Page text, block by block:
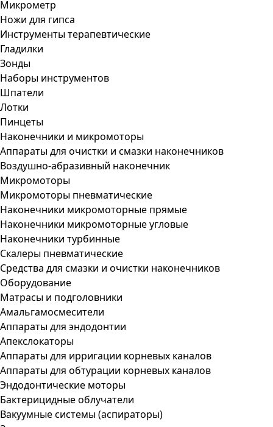
Микрометр
Ножи для гипса
Инструменты терапевтические
Гладилки
Зонды
Наборы инструментов
Шпатели
Лотки
Пинцеты
Наконечники и микромоторы
Аппараты для очистки и смазки наконечников
Воздушно-абразивный наконечник
Микромоторы
Микромоторы пневматические
Наконечники микромоторные прямые
Наконечники микромоторные угловые
Наконечники турбинные
Скалеры пневматические
Средства для смазки и очистки наконечников
Оборудование
Матрасы и подголовники
Амальгамосмесители
Аппараты для эндодонтии
Апекслокаторы
Аппараты для ирригации корневых каналов
Аппараты для обтурации корневых каналов
Эндодонтические моторы
Бактерицидные облучатели
Вакуумные системы (аспираторы)